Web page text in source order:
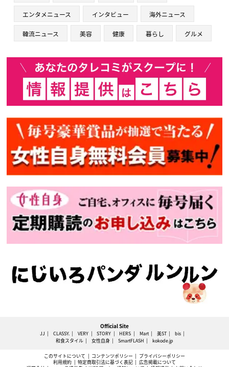
エンタメニュース インタビュー 海外ニュース
韓流ニュース 美容 健康 暮らし グルメ
Official Site
JJ CLASSY. VERY STORY HERS Mart 美ST
bis
和食スタイル
女性自身 SmartFLASH kokode.jp
このサイトについて コンテンツポリシー
プライバシーポリシー
利用規約
特定商取引法に基づく表記
広告掲載について